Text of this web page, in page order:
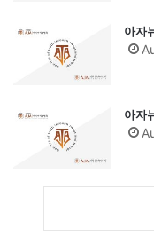
아자
아자